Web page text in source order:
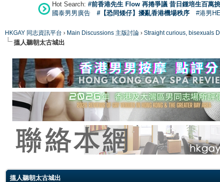
Hot Search: #前香港先生 Flow 再捲爭議 昔日鍾培生百萬
國泰男男廣告
#【恐同矮仔】擾亂香港機場秩序 #港男
HKGAY 同志資訊平台 › Main Discussions 主版討論 › Straight curious, bisexuals
搵人聽朝太古城出
搵人聽朝太古城出